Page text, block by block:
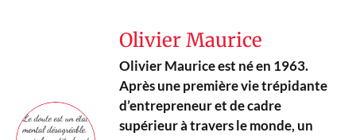
Olivier Maurice
Olivier Maurice est né en 1963.
Après une première vie trépidante
d’entrepreneur et de cadre
supérieur à travers le monde, un